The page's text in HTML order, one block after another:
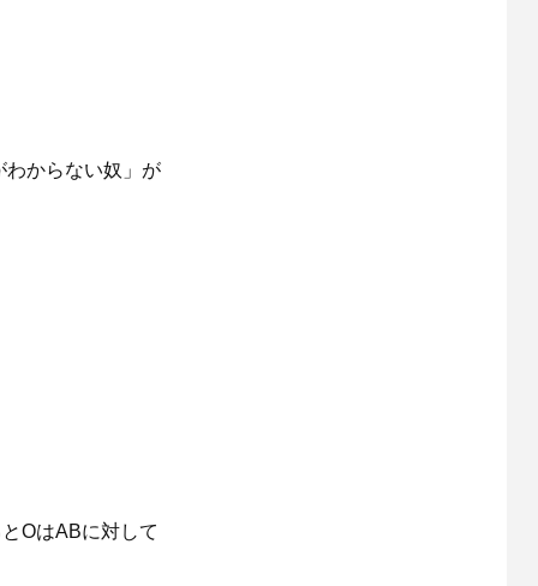
わからない奴」が
OはABに対して